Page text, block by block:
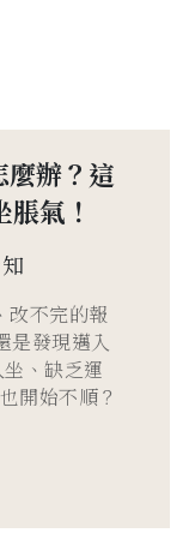
辦？這
氣！
改不完的報
是發現邁入
、缺乏運
開始不順？